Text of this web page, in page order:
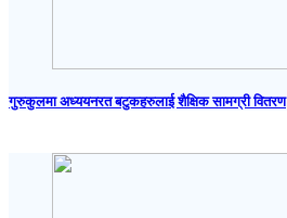
गुरुकुलमा अध्ययनरत बटुकहरुलाई शैक्षिक सामग्री वितरण